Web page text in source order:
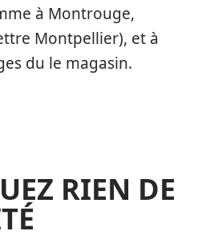
à Montrouge,
Montpellier), et à
du le magasin.
RIEN DE